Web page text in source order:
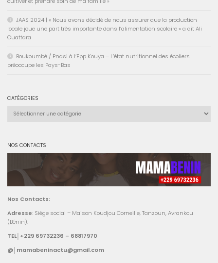
JAAS 2024 | « Nous avons décidé de nous assurer que la production
locale joue une part très importante dans l’alimentation scolaire » a dit Ali
Ouattara
Boukoumbé / Pnasi à l’Epp Kouya – L’état nutritionnel des écoliers
préoccupe les Pays-Bas
CATÉGORIES
NOS CONTACTS
Nos Contacts:
Adresse: Siège social – Maison Koudjou Corneille, Tanzoun, Avrankou
(Bénin).
TEL│+229 69732236 – 68817970
@│mamabeninactu@gmail.com